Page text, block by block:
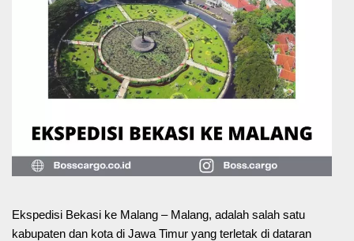
Ekspedisi Bekasi ke Malang – Malang, adalah salah satu
kabupaten dan kota di Jawa Timur yang terletak di dataran